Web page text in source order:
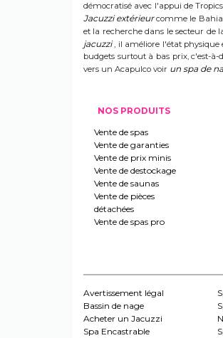
démocratisé avec l'appui de
Jacuzzi extérieurcomme le Bahia
et la recherche dans le secteur de
jacuzzi, il améliore l'état physique
budgets surtout à bas prix, c'est-
vers un Acapulco voir un spa de
NOS PRODUITS
Vente de spas
Vente de garanties
Vente de prix minis
Vente de destockage
Vente de saunas
Vente de pièces
détachées
Vente de spas pro
Avertissement légal
Bassin de nage
Acheter un Jacuzzi
Spa Encastrable